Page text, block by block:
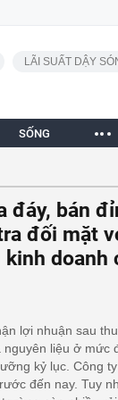
LÃI SUẤT DẬY
SỐNG
đáy, bán
đối mặt
doanh
lợi nhuận sau
liệu ở mức
kỷ lục. Công
đến nay. Tuy